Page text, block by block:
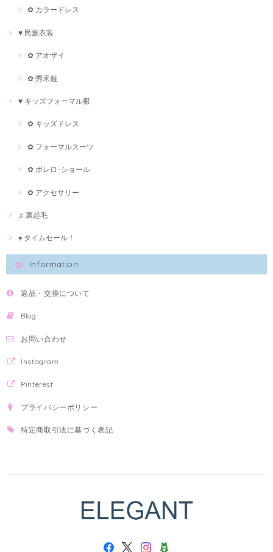
✿ カラードレス
♥ 民族衣装
✿ アオザイ
✿ 秀禾服
♥ キッズフォーマル服
✿ キッズドレス
✿ フォーマルスーツ
✿ ボレロ･ショール
✿ アクセサリー
♫ 裏起毛
♠ タイムセール！
Information
返品・交換について
Blog
お問い合わせ
Instagram
Pinterest
プライバシーポリシー
特定商取引法に基づく表記